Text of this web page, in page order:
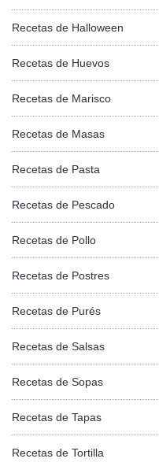
Recetas de Halloween
Recetas de Huevos
Recetas de Marisco
Recetas de Masas
Recetas de Pasta
Recetas de Pescado
Recetas de Pollo
Recetas de Postres
Recetas de Purés
Recetas de Salsas
Recetas de Sopas
Recetas de Tapas
Recetas de Tortilla